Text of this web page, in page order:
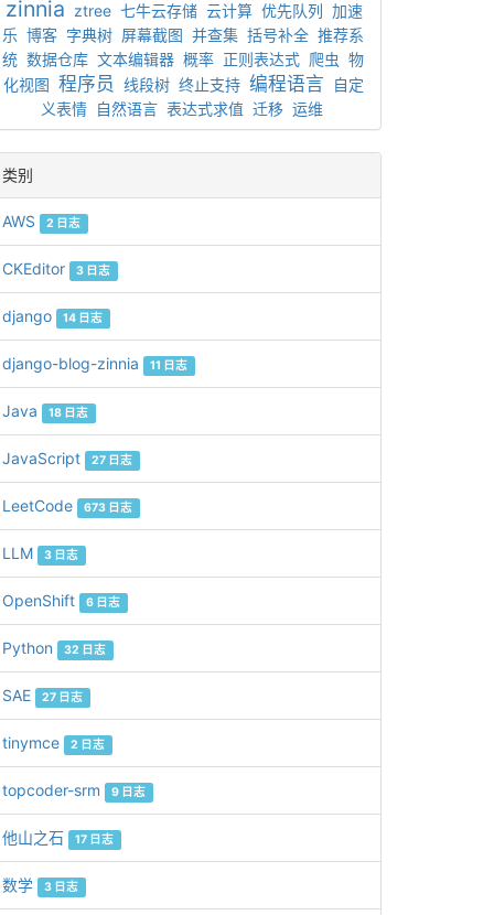
zinnia ztree 七牛云存储 云计算 优先队列 加速
乐 博客 字典树 屏幕截图 并查集 括号补全 推荐系
统 数据仓库 文本编辑器 概率 正则表达式 爬虫 物
化视图 程序员 线段树 终止支持 编程语言
自定
义表情 自然语言 表达式求值 迁移 运维
类别
AWS 2 日志
CKEditor 3 日志
django 14 日志
django-blog-zinnia 11 日志
Java 18 日志
JavaScript 27 日志
LeetCode 673 日志
LLM 3 日志
OpenShift 6 日志
Python 32 日志
SAE 27 日志
tinymce 2 日志
topcoder-srm 9 日志
他山之石 17 日志
数学 3 日志